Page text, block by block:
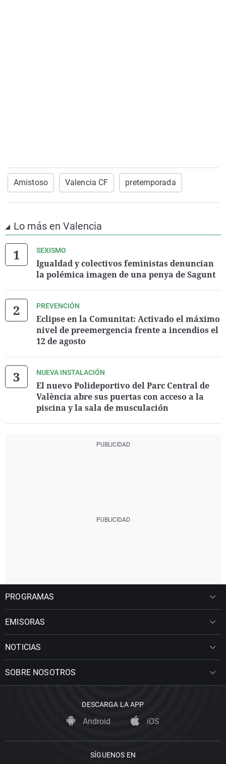
Amistoso Valencia CF pretemporada
Lo más en Valencia
SEXISMO
Igualdad y colectivos feministas denuncian
la polémica imagen de una penya de Sagunt
PREVENCIÓN
Eclipse en la Comunitat: Activado el máximo
nivel de preemergencia frente a incendios el
12 de agosto
NUEVA INSTALACIÓN
El nuevo Polideportivo del Parc Central de
València abre sus puertas con acceso a la
piscina y la sala de musculación
PROGRAMAS
EMISORAS
NOTICIAS
SOBRE NOSOTROS
DESCARGA LA APP
Android iOS
SÍGUENOS EN